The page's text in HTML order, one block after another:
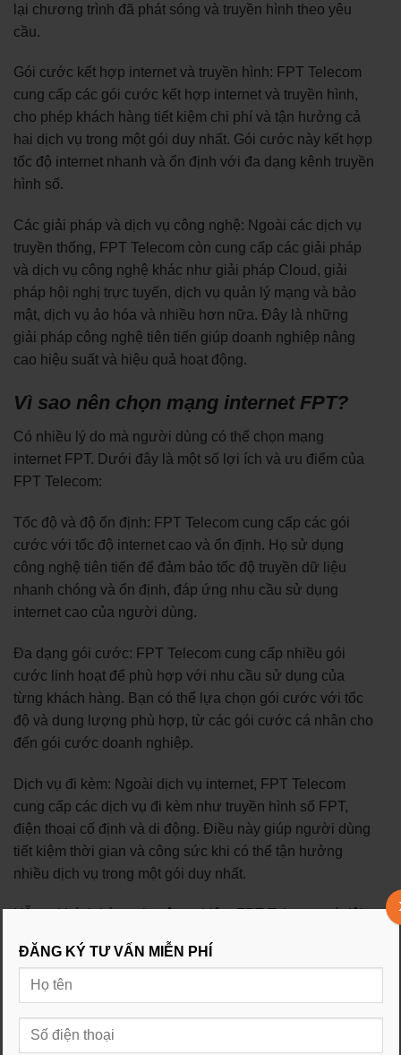
lại chương trình đã phát sóng và truyền hình theo yêu
cầu.
Gói cước kết hợp internet và truyền hình: FPT Telecom
cung cấp các gói cước kết hợp internet và truyền hình,
cho phép khách hàng tiết kiệm chi phí và tận hưởng cả
hai dịch vụ trong một gói duy nhất. Gói cước này kết hợp
tốc độ internet nhanh và ổn định với đa dạng kênh truyền
hình số.
Các giải pháp và dịch vụ công nghệ: Ngoài các dịch vụ
truyền thống, FPT Telecom còn cung cấp các giải pháp
và dịch vụ công nghệ khác như giải pháp Cloud, giải
pháp hội nghị trực tuyến, dịch vụ quản lý mạng và bảo
mật, dịch vụ ảo hóa và nhiều hơn nữa. Đây là những
giải pháp công nghệ tiên tiến giúp doanh nghiệp nâng
cao hiệu suất và hiệu quả hoạt động.
Vì sao nên chọn mạng internet FPT?
Có nhiều lý do mà người dùng có thể chọn mạng
internet FPT. Dưới đây là một số lợi ích và ưu điểm của
FPT Telecom:
Tốc độ và độ ổn định: FPT Telecom cung cấp các gói
cước với tốc độ internet cao và ổn định. Họ sử dụng
công nghệ tiên tiến để đảm bảo tốc độ truyền dữ liệu
nhanh chóng và ổn định, đáp ứng nhu cầu sử dụng
internet cao của người dùng.
Đa dạng gói cước: FPT Telecom cung cấp nhiều gói
cước linh hoạt để phù hợp với nhu cầu sử dụng của
từng khách hàng. Bạn có thể lựa chọn gói cước với tốc
độ và dung lượng phù hợp, từ các gói cước cá nhân cho
đến gói cước doanh nghiệp.
Dịch vụ đi kèm: Ngoài dịch vụ internet, FPT Telecom
cung cấp các dịch vụ đi kèm như truyền hình số FPT,
điện thoại cố định và di động. Điều này giúp người dùng
tiết kiệm thời gian và công sức khi có thể tận hưởng
nhiều dịch vụ trong một gói duy nhất.
Hỗ trợ khách hàng chuyên nghiệp: FPT Telecom có đội
tình. Bạn có thể nhận được sự hỗ trợ nhanh chóng và
hiệu quả trong việc giải quyết các vấn đề kỹ thuật hoặc
thắc mắc liên quan đến dịch vụ.
Công nghệ tiên tiến: FPT Telecom đầu tư vào công nghệ
ĐĂNG KÝ TƯ VẤN MIỄN PHÍ